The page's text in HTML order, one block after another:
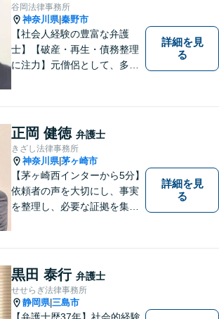
谷岡法律事務所
神奈川県|秦野市
【社会人経験の豊富な弁護
士】【破産・再生・債務整理
に注力】元僧侶として、多く
る法律問題のより良い解決策
は何か」を常に考え、アドバ
イスをいたします！
詳細を見
る
正岡 健徳 弁護士
きざし法律事務所
神奈川県|茅ヶ崎市
【茅ヶ崎西インターから5分】
依頼者の声を大切にし、事実
を整理し、必要な証拠を集め
親身に対応し、皆さまの少し
でも明るい未来のために尽力
しますのでご安心ください。
【駐車場有】
詳細を見
る
黒田 泰行 弁護士
せせらぎ法律事務所
静岡県| 三島市
【弁護士歴37年】社会的経験